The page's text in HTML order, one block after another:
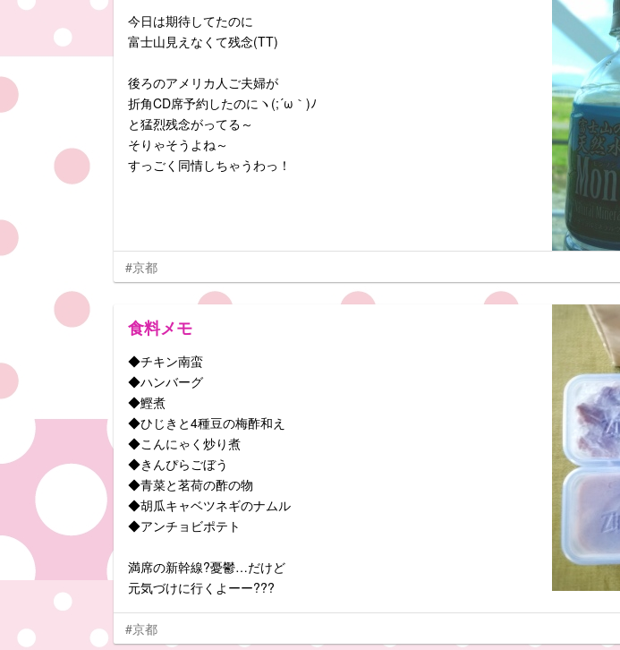
今日は期待してたのに
富士山見えなくて残念(TT)
後ろのアメリカ人ご夫婦が
折角CD席予約したのにヽ(;´ω｀)ﾉ
と猛烈残念がってる～
そりゃそうよね～
すっごく同情しちゃうわっ！
#京都
食料メモ
◆チキン南蛮
◆ハンバーグ
◆鰹煮
◆ひじきと4種豆の梅酢和え
◆こんにゃく炒り煮
◆きんぴらごぼう
◆青菜と茗荷の酢の物
◆胡瓜キャベツネギのナムル
◆アンチョビポテト
満席の新幹線?憂鬱…だけど
元気づけに行くよーー???
#京都